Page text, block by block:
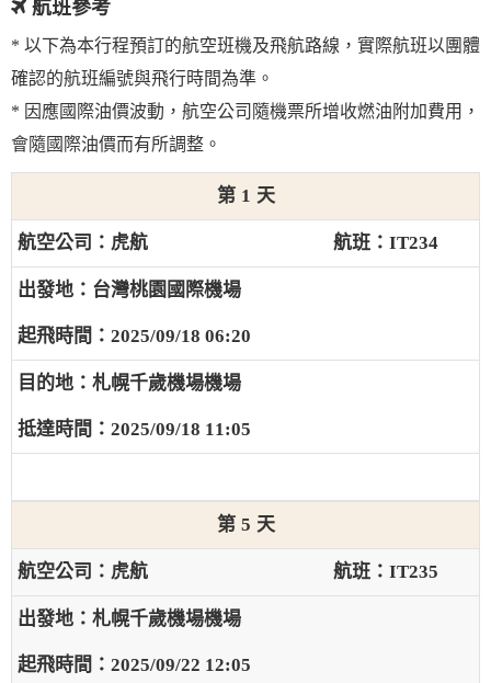
航班參考
* 以下為本行程預訂的航空班機及飛航路線，實際航班以團體
確認的航班編號與飛行時間為準。
* 因應國際油價波動，航空公司隨機票所增收燃油附加費用，
會隨國際油價而有所調整。
1
虎航 IT234
台灣桃園國際機場
2025/09/18 06:20
札幌千歲機場機場
2025/09/18 11:05
5
虎航 IT235
札幌千歲機場機場
2025/09/22 12:05